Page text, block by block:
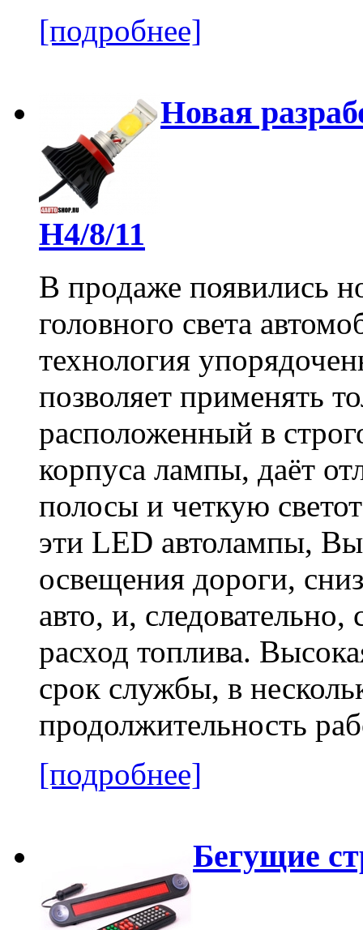
[подробнее]
Новая
H4/8/11
В продаже появились
головного света
технология
позволяет применять
расположенный в
корпуса лампы, даёт
полосы и четкую
эти LED автолампы,
освещения дороги,
авто, и,
расход топлива.
срок службы, в
продолжительность
[подробнее]
Бегущие